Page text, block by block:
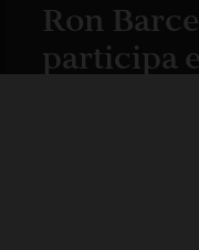
Ron
participa
principal
bares y
Convent